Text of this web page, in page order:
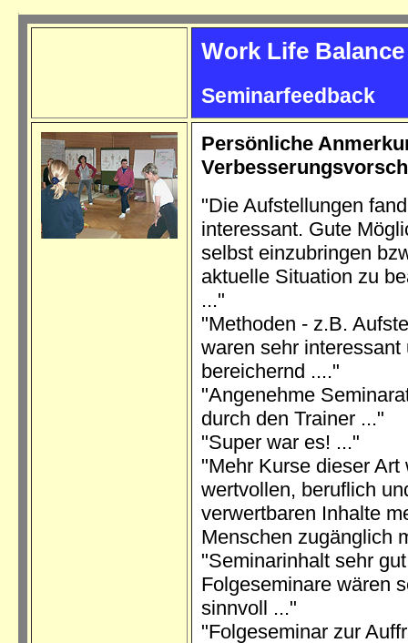
Work Life Balance
Seminarfeedback
Persönliche
"Die Aufstellungen
interessant. Gute
selbst einzubringen
aktuelle Situation zu
..."
"Methoden - z.B.
waren sehr interessant
bereichernd ...."
"Angenehme
durch den Trainer ..."
"Super war es! ..."
"Mehr Kurse dieser Art
wertvollen, beruflich
verwertbaren Inhalte
Menschen zugänglich
"Seminarinhalt sehr
Folgeseminare wären
sinnvoll ..."
"Folgeseminar zur